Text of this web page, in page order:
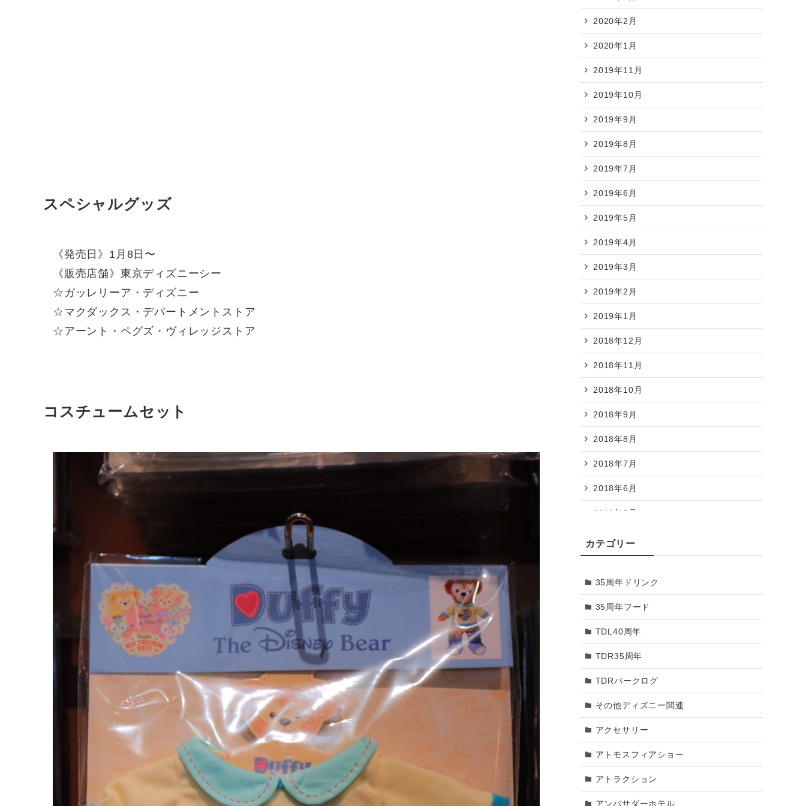
スペシャルグッズ
《発売日》1月8日〜
《販売店舗》東京ディズニーシー
☆ガッレリーア・ディズニー
☆マクダックス・デパートメントストア
☆アーント・ペグズ・ヴィレッジストア
コスチュームセット
2020年2月
2020年1月
2019年11月
2019年10月
2019年9月
2019年8月
2019年7月
2019年6月
2019年5月
2019年4月
2019年3月
2019年2月
2019年1月
2018年12月
2018年11月
2018年10月
2018年9月
2018年8月
2018年7月
2018年6月
2018年5月
2018年4月
2018年2月
2018年1月
2017年12月
2017年11月
2017年10月
2017年9月
2017年8月
2017年7月
2017年6月
カテゴリー
35周年ドリンク
35周年フード
TDL40周年
TDR35周年
TDRパークログ
その他ディズニー関連
アクセサリー
アトモスフィアショー
アトラクション
アンバサダーホテル